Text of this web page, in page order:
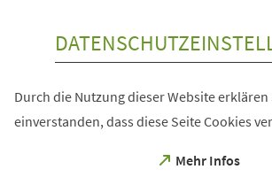
Durch die Nutzung dieser Website
einverstanden, dass diese Seite Cookies
Mehr Infos
(Öffnet